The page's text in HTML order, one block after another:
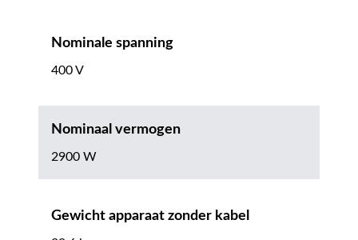
Nominale spanning
400 V
Nominaal vermogen
2900 W
Gewicht apparaat zonder kabel